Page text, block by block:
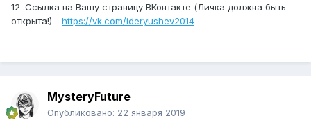
12 .Ссылка на Вашу страницу ВКонтакте (Личка должна быть
открыта!) - https://vk.com/ideryushev2014
MysteryFuture
Опубликовано: 22 января 2019